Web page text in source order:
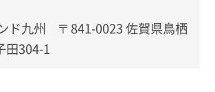
ド九州 〒841-0023 佐賀県鳥栖
田304-1